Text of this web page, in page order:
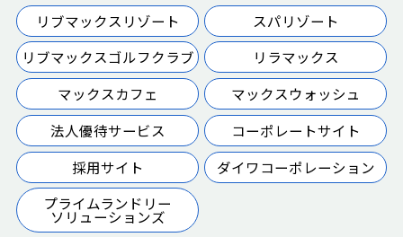
リブマックスリゾート
スパリゾート
リブマックスゴルフクラブ
リラマックス
マックスカフェ
マックスウォッシュ
法人優待サービス
コーポレートサイト
採用サイト
ダイワコーポレーション
プライムランドリー
ソリューションズ